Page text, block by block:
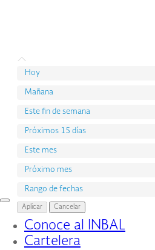
Interruptor
de
Navegación
Conoce al INBAL
Cartelera
Hoy
Mañana
Este fin de semana
Próximos 15 días
Este mes
Próximo mes
Rango de fechas
Aplicar Cancelar